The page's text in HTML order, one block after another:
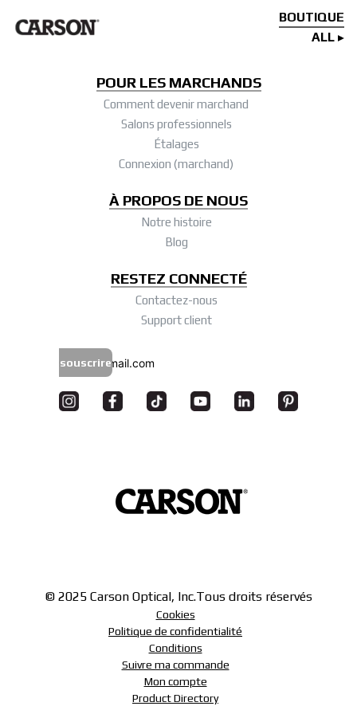
BOUTIQUE
ALL
POUR LES MARCHANDS
Comment devenir marchand
Salons professionnels
Étalages
Connexion (marchand)
À PROPOS DE NOUS
Notre histoire
Blog
RESTEZ CONNECTÉ
Contactez-nous
Support client
souscrire
© 2025 Carson Optical, Inc.Tous droits réservés
Cookies
Politique de confidentialité
Conditions
Suivre ma commande
Mon compte
Product Directory